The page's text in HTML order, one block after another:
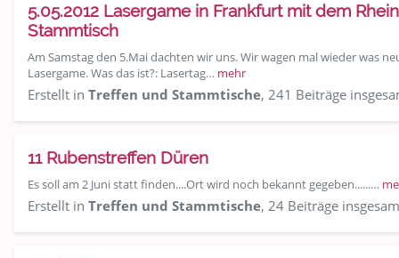
5.05.2012 Lasergame in Frankfurt mit dem
Stammtisch
Am Samstag den 5.Mai dachten wir uns. Wir wagen mal wieder was
Lasergame. Was das ist?: Lasertag… mehr
Erstellt in Treffen und Stammtische, 241 Beiträge
11 Rubenstreffen Düren
Es soll am 2 Juni statt finden....Ort wird noch bekannt gegeben......…
Erstellt in Treffen und Stammtische, 24 Beiträge